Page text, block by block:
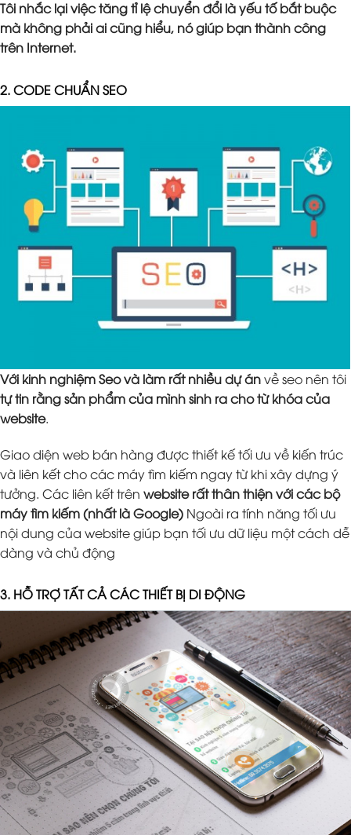
Tôi nhắc lại việc tăng tỉ lệ chuyển đổi là yếu tố bắt buộc
mà không phải ai cũng hiểu, nó giúp bạn thành công
trên Internet.
2. CODE CHUẨN SEO
Với kinh nghiệm Seo và làm rất nhiều dự ánvề seo nên tôi
tự tin rằng sản phẩm của mình sinh ra cho từ khóa của
website.
Giao diện web bán hàng được thiết kế tối ưu về kiến trúc
và liên kết cho các máy tìm kiếm ngay từ khi xây dựng ý
tưởng. Các liên kết trên website rất thân thiện với các bộ
máy tìm kiếm (nhất là Google) Ngoài ra tính năng tối ưu
nội dung của website giúp bạn tối ưu dữ liệu một cách dễ
dàng và chủ động
3. HỖ TRỢ TẤT CẢ CÁC THIẾT BỊ DI ĐỘNG